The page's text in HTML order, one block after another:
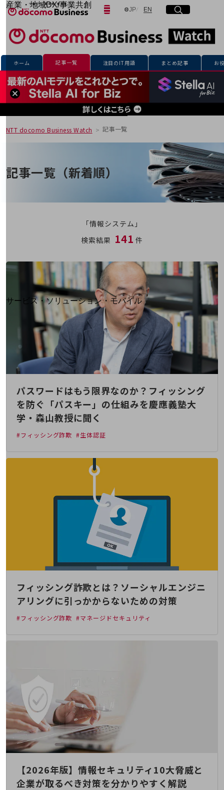
産業・地域DX/事業共創
OPEN HUB for Plural Futures
自律・分散・協調型社会の実現を目指し、
「社会可能性」を探究・実装する事業共創エコシステムです。
OPEN HUB for Plural Futuresとは
イベント/ウェビナー
記事コンテンツ
プレイヤー(カタリスト/パートナー企業)
事例
Smart World
産業・地域DXプラットフォーマーとして
企業と地域が持続成長する社会を目指します
Smart City
Smart Education
Smart Mobility
Smart Worksite
地域経済のさらなる活性化に取り組みます
自治体・地域社会との共創
LGPF(Local Government Platform)
別ウィンドウで開きます
サービス・ソリューション・モバイル
サービス・ソリューションTOP
DXに関する課題を解決する
サービス・ソリューションをご紹介
カテゴリーで探す
カテゴリーで探すTOP
ネットワーク・モバイル
クラウド・データセンター
電話・映像コミュニケーション
セキュリティ
5G
業務支援・マーケティング
課題・ニーズで探す
課題・ニーズで探すTOP
コミュニケーション・情報共有
マーケティング
業務効率化
地域共創・地方創生
セキュリティ対策
遠隔監視
顧客体験（CX）改善
自動化・省電化
人材不足解消
JP日本語
ENEnglish
サイト内検索
開く
メニュー
開く
フリーワードを入力して探す
フリーワードでNTTドコモビジネスの
検索する
ホーム 記事一覧 注目のIT用語 まとめ記事 お
NTT docomo Business Watch 記事一覧
記事一覧（新着順）
「情報システム」
検索結果 141 件
パスワードはもう限界なのか？フィッシング
を防ぐ「パスキー」の仕組みを慶應義塾大
学・森山教授に聞く
#フィッシング詐欺 #生体認証
フィッシング詐欺とは？ソーシャルエンジニ
アリングに引っかからないための対策
#フィッシング詐欺 #マネージドセキュリティ
【2026年版】情報セキュリティ10大脅威と
企業が取るべき対策を分かりやすく解説